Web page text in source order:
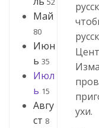
Май
80
Июн
ь 35
Июл
ь 15
Авгу
ст 8
ухи.